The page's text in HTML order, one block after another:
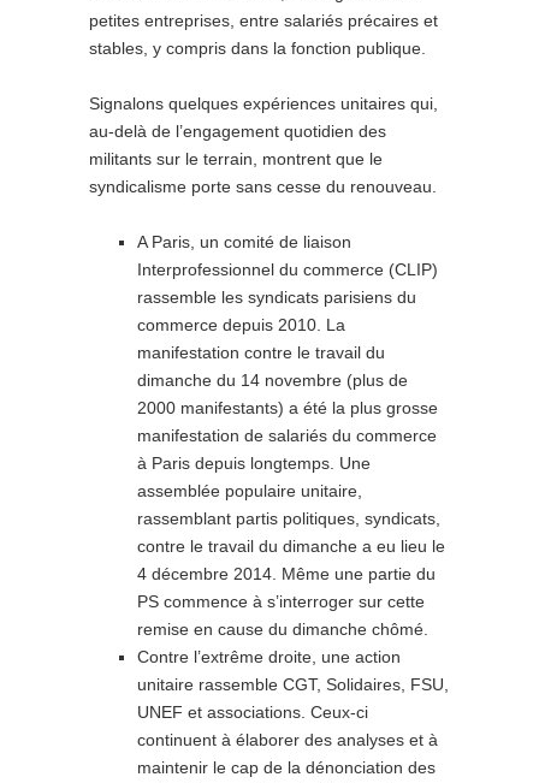
petites entreprises, entre salariés précaires et
stables, y compris dans la fonction publique.
Signalons quelques expériences unitaires qui,
au-delà de l’engagement quotidien des
militants sur le terrain, montrent que le
syndicalisme porte sans cesse du renouveau.
A Paris, un comité de liaison
Interprofessionnel du commerce (CLIP)
rassemble les syndicats parisiens du
commerce depuis 2010. La
manifestation contre le travail du
dimanche du 14 novembre (plus de
2000 manifestants) a été la plus grosse
manifestation de salariés du commerce
à Paris depuis longtemps. Une
assemblée populaire unitaire,
rassemblant partis politiques, syndicats,
contre le travail du dimanche a eu lieu le
4 décembre 2014. Même une partie du
PS commence à s’interroger sur cette
remise en cause du dimanche chômé.
Contre l’extrême droite, une action
unitaire rassemble CGT, Solidaires, FSU,
UNEF et associations. Ceux-ci
continuent à élaborer des analyses et à
maintenir le cap de la dénonciation des